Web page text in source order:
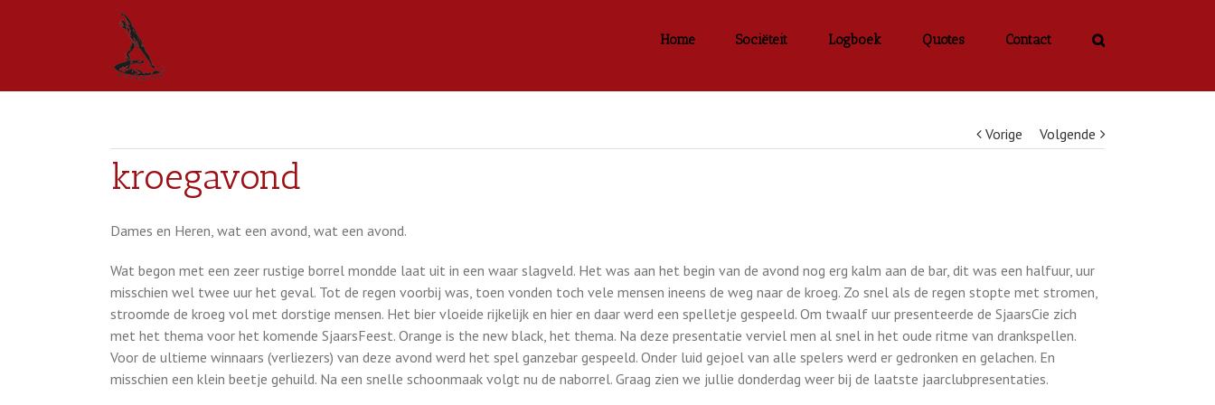
Home Sociëteit Logboek Quotes Contact
Vorige Volgende
kroegavond
Dames en Heren, wat een avond, wat een avond.
Wat begon met een zeer rustige borrel mondde laat uit in een waar slagveld. Het was aan het begin van de avond nog erg kalm aan de bar, dit was een halfuur, uur
misschien wel twee uur het geval. Tot de regen voorbij was, toen vonden toch vele mensen ineens de weg naar de kroeg. Zo snel als de regen stopte met stromen,
stroomde de kroeg vol met dorstige mensen. Het bier vloeide rijkelijk en hier en daar werd een spelletje gespeeld. Om twaalf uur presenteerde de SjaarsCie zich
met het thema voor het komende SjaarsFeest. Orange is the new black, het thema. Na deze presentatie verviel men al snel in het oude ritme van drankspellen.
Voor de ultieme winnaars (verliezers) van deze avond werd het spel ganzebar gespeeld. Onder luid gejoel van alle spelers werd er gedronken en gelachen. En
misschien een klein beetje gehuild. Na een snelle schoonmaak volgt nu de naborrel. Graag zien we jullie donderdag weer bij de laatste jaarclubpresentaties.